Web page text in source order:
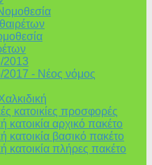
2013
- Νέος νόμος
κατοικίες προσφορές
κατοικία αρχικό πακέτο
κατοικία βασικό πακέτο
κατοικία πλήρες πακέτο